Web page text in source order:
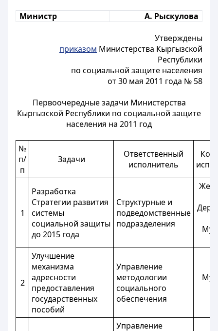
Министр А. Рыскулова
Утверждены
приказом Министерства Кыргызской
Республики
по социальной защите населения
от 30 мая 2011 года № 58
Первоочередные задачи Министерства
Кыргызской Республики по социальной защите
населения на 2011 год
№
п/
п
Задачи
Ответственный
исполнитель
1
Разработка
Стратегии развития
системы
социальной защиты
до 2015 года
Структурные и
подведомственные
подразделения
2
Улучшение
механизма
адресности
предоставления
государственных
пособий
Управление
методологии
социального
обеспечения
Управление